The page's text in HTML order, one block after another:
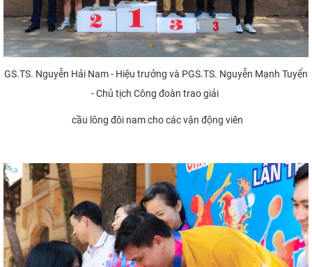
GS.TS. Nguyễn Hải Nam - Hiệu trưởng và PGS.TS. Nguyễn Mạnh Tuyển
- Chủ tịch Công đoàn trao giải
cầu lông đôi nam cho các vận động viên